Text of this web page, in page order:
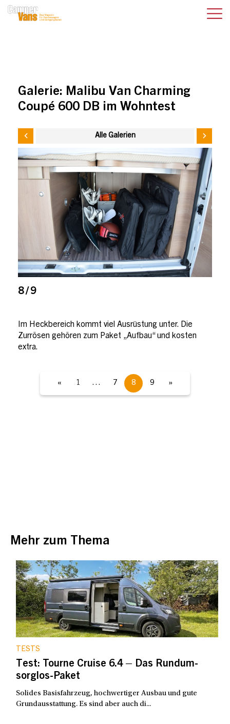
Galerie: Malibu Van Charming
Coupé 600 DB im Wohntest
Alle Galerien
8 / 9
Im Heckbereich kommt viel Ausrüstung unter. Die
Zurrösen gehören zum Paket „Aufbau“ und kosten
extra.
« 1 … 7 8 9 »
Mehr zum Thema
TESTS
Test: Tourne Cruise 6.4 – Das Rundum-
sorglos-Paket
Solides Basisfahrzeug, hochwertiger Ausbau und gute
Grundausstattung. Es sind aber auch di...